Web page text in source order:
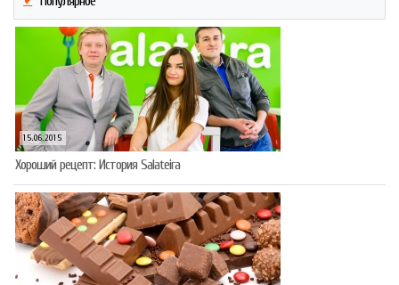
15.06.2015
Хороший рецепт: История Salateira